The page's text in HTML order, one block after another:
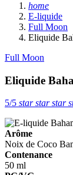
home
E-liquide
Full Moon
Eliquide
Full Moon
Eliquide
5/5 starstarstar
Arôme
Noix de Coco
Contenance
50 ml